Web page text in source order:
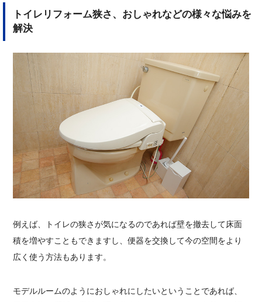
トイレリフォーム狭さ、おしゃれなどの様々な悩みを
解決
例えば、トイレの狭さが気になるのであれば壁を撤去して床面
積を増やすこともできますし、便器を交換して今の空間をより
広く使う方法もあります。
モデルルームのようにおしゃれにしたいということであれば、